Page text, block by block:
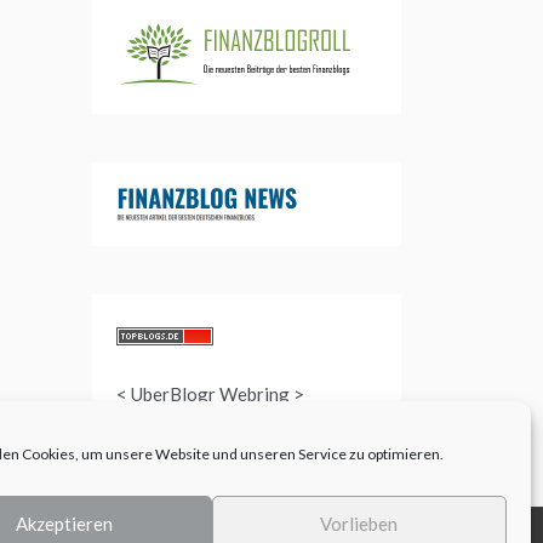
Cookies, um unsere Website und unseren Service zu optimieren.
Akzeptieren Vorlieben
< UberBlogr Webring >